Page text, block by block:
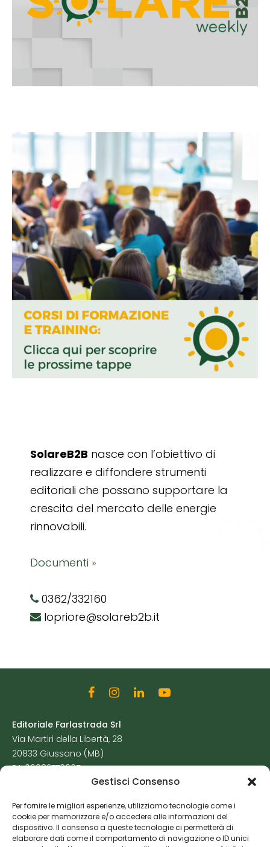
Gestisci Consenso
Per fornire le migliori esperienze, utilizziamo tecnologie come i
cookie per memorizzare e/o accedere alle informazioni del
dispositivo. Il consenso a queste tecnologie ci permetterà di
elaborare dati come il comportamento di navigazione o ID unici
SolareB2B nasce con l’obiettivo di
realizzare e diffondere strumenti
editoriali che possano supportare la
crescita del mercato delle energie
rinnovabili.
Documenti »
0362/332160
lopriore@solareb2b.it
Editoriale Farlastrada Srl
Via Martiri della Libertà, 28
20833 Giussano (MB)
P.I. 06982770965
Cookie Policy
Risorse Aggiuntive